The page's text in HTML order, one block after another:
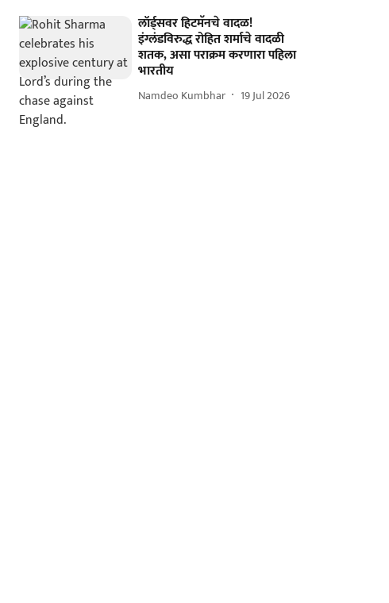
लॉर्ड्सवर हिटमॅनचे वादळ!
इंग्लंडविरुद्ध रोहित शर्माचे वादळी
शतक, असा पराक्रम करणारा पहिला
भारतीय
Namdeo Kumbhar 19 Jul 2026